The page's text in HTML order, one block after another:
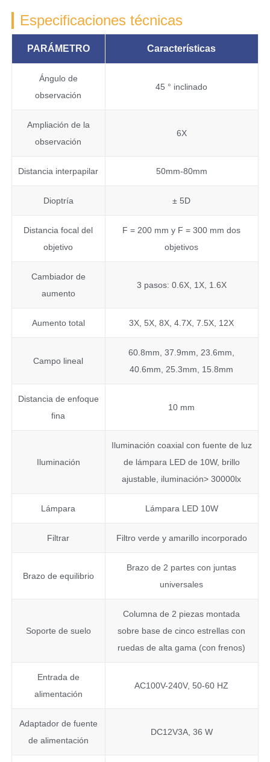
Especificaciones técnicas
PARÁMETRO Características
Ángulo de
observación
45 ° inclinado
Ampliación de la
observación
6X
Distancia interpapilar 50mm-80mm
Dioptría ± 5D
Distancia focal del
objetivo
F = 200 mm y F = 300 mm dos
objetivos
Cambiador de
aumento
3 pasos: 0.6X, 1X, 1.6X
Aumento total 3X, 5X, 8X, 4.7X, 7.5X, 12X
Campo lineal
60.8mm, 37.9mm, 23.6mm,
40.6mm, 25.3mm, 15.8mm
Distancia de enfoque
fina
10 mm
Iluminación
Iluminación coaxial con fuente de luz
de lámpara LED de 10W, brillo
ajustable, iluminación> 30000lx
Lámpara Lámpara LED 10W
Filtrar Filtro verde y amarillo incorporado
Brazo de equilibrio
Brazo de 2 partes con juntas
universales
Soporte de suelo
Columna de 2 piezas montada
sobre base de cinco estrellas con
ruedas de alta gama (con frenos)
Entrada de
alimentación
AC100V-240V, 50-60 HZ
Adaptador de fuente
de alimentación
DC12V3A, 36 W